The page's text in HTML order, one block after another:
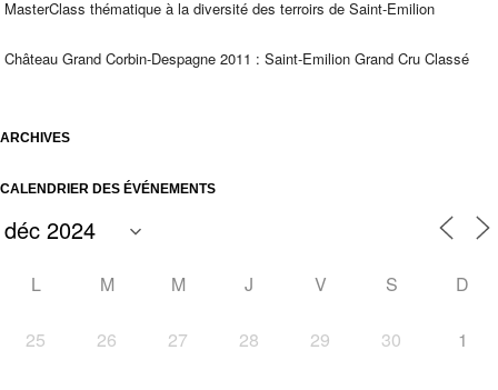
MasterClass thématique à la diversité des terroirs de Saint-Emilion
Château Grand Corbin-Despagne 2011 : Saint-Emilion Grand Cru Classé
ARCHIVES
CALENDRIER DES ÉVÉNEMENTS
L M M J V S D
25 26 27 28 29 30 1